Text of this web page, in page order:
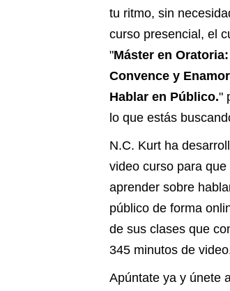
tu ritmo, sin
curso presencial, el
"Máster en Oratoria:
Convence y
Hablar en Público."
lo que estás
N.C. Kurt ha
video curso para que
aprender sobre
público de forma
de sus clases que
345 minutos de
Apúntate ya y únete